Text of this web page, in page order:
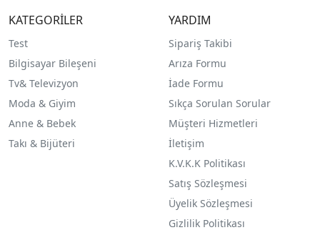
KATEGORİLER
Test
Bilgisayar Bileşeni
Tv& Televizyon
Moda & Giyim
Anne & Bebek
Takı & Bijüteri
YARDIM
Sipariş Takibi
Arıza Formu
İade Formu
Sıkça Sorulan Sorular
Müşteri Hizmetleri
İletişim
K.V.K.K Politikası
Satış Sözleşmesi
Üyelik Sözleşmesi
Gizlilik Politikası